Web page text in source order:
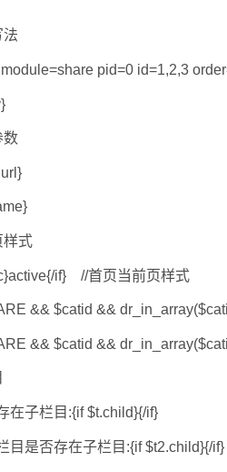
法
pid=0 id=1,2,3
数
样式
if} //首页当前页样式
&& $catid &&
&& $catid &&
在子栏目:{if $t.child}{/if}
目是否存在子栏目:{if $t2.child}{/if}